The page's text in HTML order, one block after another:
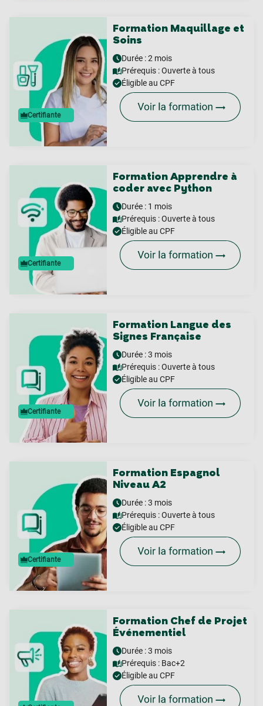
Certifiante
Formation Maquillage et
Soins
Durée : 2 mois
Prérequis :Ouverte à tous
Éligible au CPF
Certifiante
Formation Apprendre à
coder avec Python
Durée : 1 mois
Prérequis :Ouverte à tous
Éligible au CPF
Certifiante
Formation Langue des
Signes Française
Durée : 3 mois
Prérequis :Ouverte à tous
Éligible au CPF
Certifiante
Formation Espagnol
Niveau A2
Durée : 3 mois
Prérequis :Ouverte à tous
Éligible au CPF
Formation Chef de Projet
Événementiel
Durée : 3 mois
Prérequis : Bac+2
Éligible au CPF